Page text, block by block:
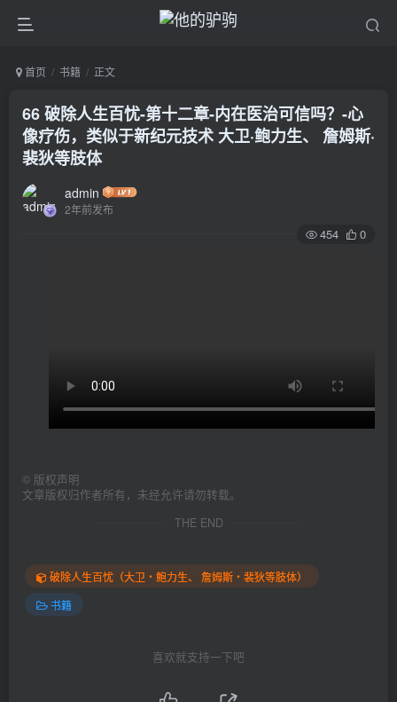
首页 书籍 正文
66 破除人生百忧-第十二章-内在医治可信吗？-心
像疗伤，类似于新纪元技术 大卫·鲍力生、 詹姆斯·
裴狄等肢体
admin
2年前发布
454 0
© 版权声明
文章版权归作者所有，未经允许请勿转载。
THE END
破除人生百忧（大卫‧鲍力生、 詹姆斯‧裴狄等肢体）
书籍
喜欢就支持一下吧